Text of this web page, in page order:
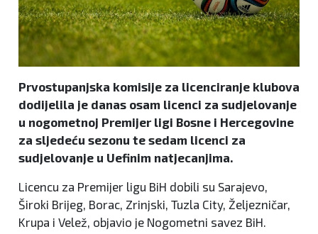
Prvostupanjska komisije za licenciranje klubova
dodijelila je danas osam licenci za sudjelovanje
u nogometnoj Premijer ligi Bosne i Hercegovine
za sljedeću sezonu te sedam licenci za
sudjelovanje u Uefinim natjecanjima.
Licencu za Premijer ligu BiH dobili su Sarajevo,
Široki Brijeg, Borac, Zrinjski, Tuzla City, Željezničar,
Krupa i Velež, objavio je Nogometni savez BiH.